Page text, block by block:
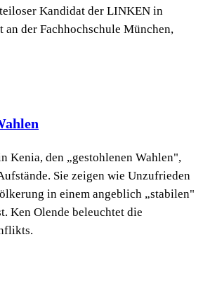
Kandidat der LINKEN in
an der Fachhochschule München,
Kenia, den „gestohlenen Wahlen",
Sie zeigen wie Unzufrieden
in einem angeblich „stabilen"
Ken Olende beleuchtet die